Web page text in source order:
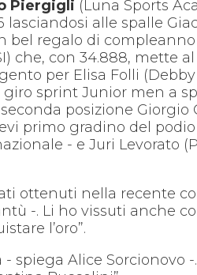
Piergigli (Luna Sports
alle spalle
bel regalo di
che, con 34.888, mette
per Elisa Folli (Debby
giro sprint Junior men a
posizione Giorgio
primo gradino del
- e Juri Levorato
ottenuti nella recente
-. Li ho vissuti anche
l’oro”.
spiega Alice Sorcionovo